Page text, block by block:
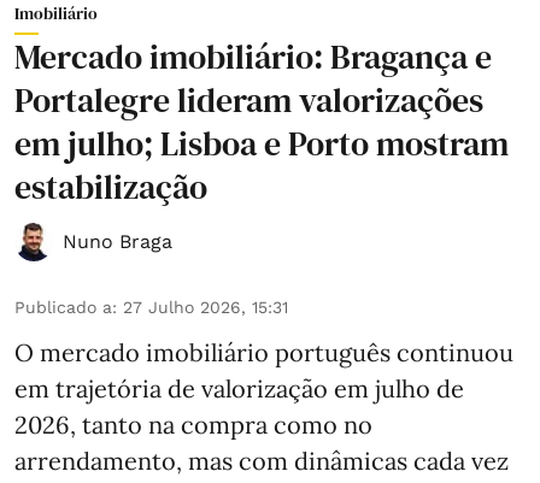
Imobiliário
Mercado imobiliário: Bragança e
Portalegre lideram valorizações
em julho; Lisboa e Porto mostram
estabilização
Nuno Braga
Publicado a: 27 Julho 2026, 15:31
O mercado imobiliário português continuou
em trajetória de valorização em julho de
2026, tanto na compra como no
arrendamento, mas com dinâmicas cada vez